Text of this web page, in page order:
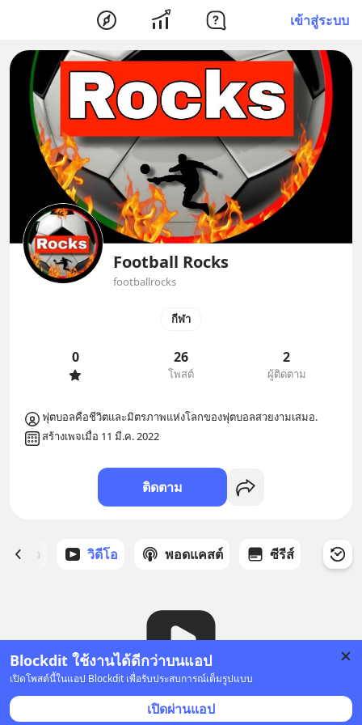
เข้าสู่ระบบ
Blockdit ใช้งานได้ดีกว่าบนแอป
เปิดโพสต์นี้ในแอป Blockdit เพื่อรับประสบการณ์เต็มรูปแบบ
เปิดผ่านแอป
Football Rocks
footballrocks
กีฬา
0 26
โพสต์
2
ผู้ติดตาม
ฟุตบอลคือชีวิตและมิตรภาพแห่งโลกของฟุตบอลสวยงามเสมอ.
สร้างเพจเมื่อ 11 มี.ค. 2022
ติดตาม
ด้ดาว วิดีโอ พอดแคสต์ ซีรีส์
ยังไม่มีวิดีโอ